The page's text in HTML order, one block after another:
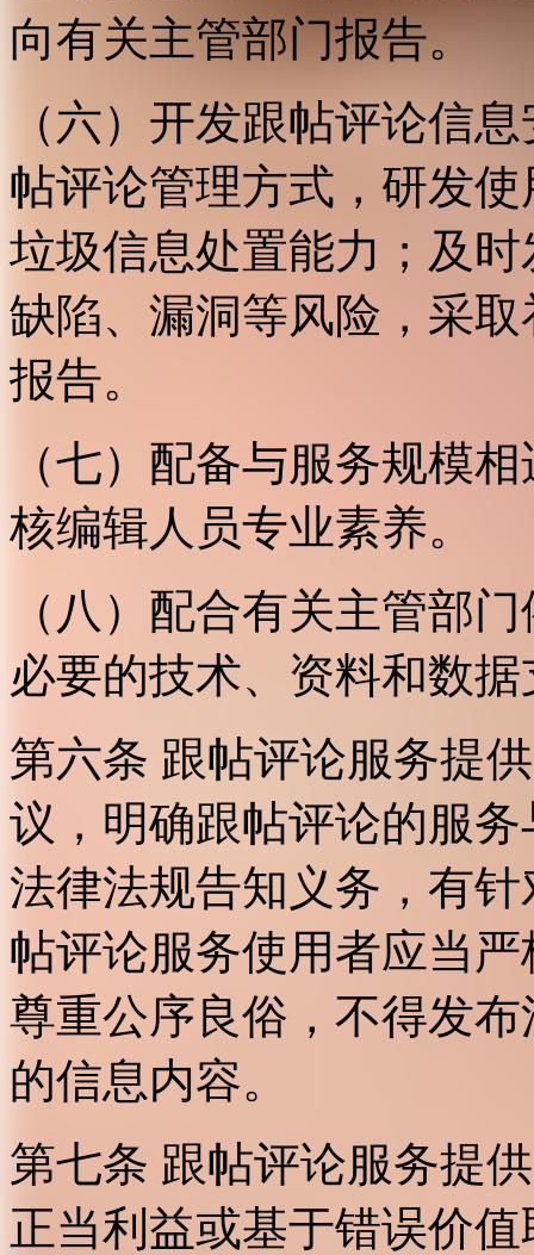
向有关主管部门报告。
（六）开发跟帖评论信
帖评论管理方式，研发
垃圾信息处置能力；及
缺陷、漏洞等风险，采
报告。
（七）配备与服务规模
核编辑人员专业素养。
（八）配合有关主管部
必要的技术、资料和数
第六条 跟帖评论服务提
议，明确跟帖评论的服
法律法规告知义务，有
帖评论服务使用者应当
尊重公序良俗，不得发
的信息内容。
第七条 跟帖评论服务提
正当利益或基于错误价